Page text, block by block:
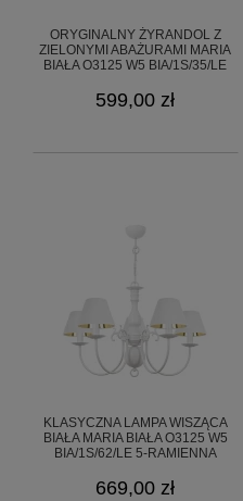
ORYGINALNY ŻYRANDOL Z
ZIELONYMI ABAŻURAMI MARIA
BIAŁA O3125 W5 BIA/1S/35/LE
599,00 zł
KLASYCZNA LAMPA WISZĄCA
BIAŁA MARIA BIAŁA O3125 W5
BIA/1S/62/LE 5-RAMIENNA
669,00 zł